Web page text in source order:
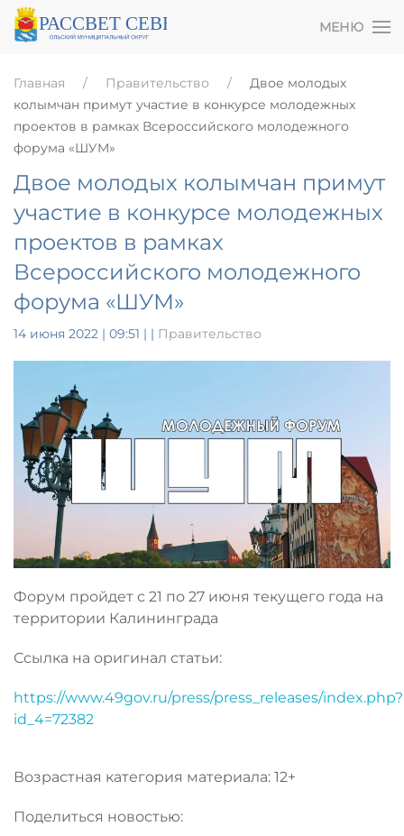
МЕНЮ
Главная Правительство
Двое молодых
колымчан примут участие в конкурсе молодежных
проектов в рамках Всероссийского молодежного
форума «ШУМ»
Двое молодых колымчан примут
участие в конкурсе молодежных
проектов в рамках
Всероссийского молодежного
форума «ШУМ»
14 июня 2022 | 09:51 | | Правительство
Форум пройдет с 21 по 27 июня текущего года на
территории Калининграда
Ссылка на оригинал статьи:
https://www.49gov.ru/press/press_releases/index.php?
id_4=72382
Возрастная категория материала: 12+
Поделиться новостью: